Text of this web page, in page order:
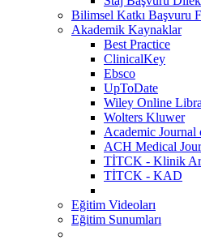
Bilimsel Katkı Başvuru
Akademik Kaynaklar
Best Practice
ClinicalKey
Ebsco
UpToDate
Wiley Online
Wolters Kluwer
Academic Journal
ACH Medical
TİTCK - Klinik
TİTCK - KAD
Eğitim Videoları
Eğitim Sunumları